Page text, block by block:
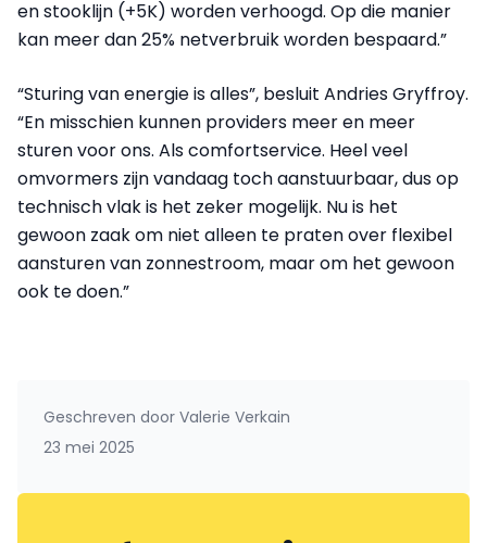
en stooklijn (+5K) worden verhoogd. Op die manier
kan meer dan 25% netverbruik worden bespaard.”
“Sturing van energie is alles”, besluit Andries Gryffroy.
“En misschien kunnen providers meer en meer
sturen voor ons. Als comfortservice. Heel veel
omvormers zijn vandaag toch aanstuurbaar, dus op
technisch vlak is het zeker mogelijk. Nu is het
gewoon zaak om niet alleen te praten over flexibel
aansturen van zonnestroom, maar om het gewoon
ook te doen.”
Geschreven door Valerie Verkain
23 mei 2025